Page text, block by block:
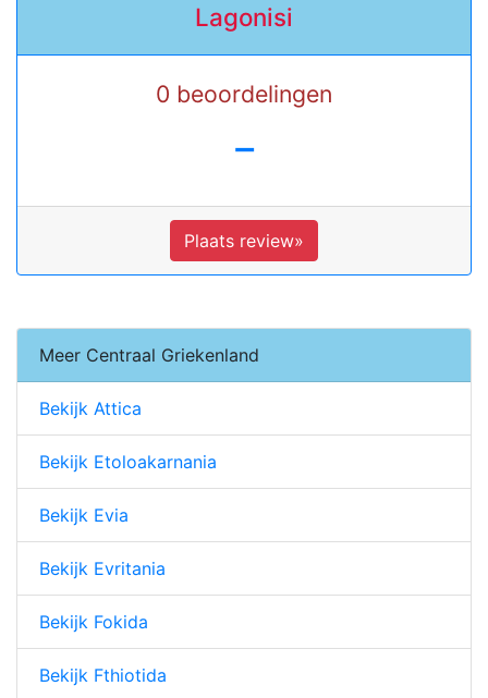
Lagonisi
0 beoordelingen
-
Plaats review»
Meer Centraal Griekenland
Bekijk Attica
Bekijk Etoloakarnania
Bekijk Evia
Bekijk Evritania
Bekijk Fokida
Bekijk Fthiotida